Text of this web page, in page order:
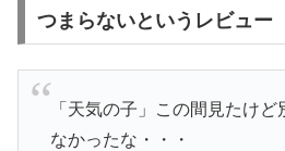
つまらないというレビュー
「天気の子」この間見たけど
なかったな・・・